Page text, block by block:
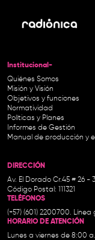
Institucional-
Quiénes Somos
Misión y Visión
Objetivos y funciones
Normatividad
Políticas y Planes
Informes de Gestión
Manual de producción y
DIRECCIÓN
Av. El Dorado Cr.45 # 26 -
Código Postal: 111321
TELÉFONOS
(+57) (601) 2200700.
HORARIO DE ATENCIÓN
Lunes a viernes de 8:00